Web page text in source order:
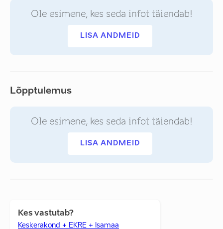
Ole esimene, kes seda infot täiendab!
LISA ANDMEID
Lõpptulemus
Ole esimene, kes seda infot täiendab!
LISA ANDMEID
Kes vastutab?
Keskerakond + EKRE + Isamaa